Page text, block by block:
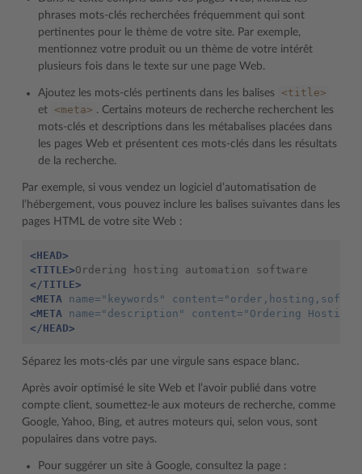
phrases mots-clés recherchées fréquemment qui sont
pertinentes pour le thème de votre site. Par exemple,
mentionnez votre produit ou un thème de votre intérêt
plusieurs fois dans le texte sur une page Web.
Ajoutez les mots-clés pertinents dans les balises <title>
et <meta> . Certains moteurs de recherche recherchent les
mots-clés et descriptions dans les métabalises placées dans
les pages Web et présentent ces mots-clés dans les résultats
de la recherche.
Par exemple, si vous vendez un logiciel d’automatisation de
l’hébergement, vous pouvez inclure les balises suivantes dans les
pages HTML de votre site Web :
<HEAD>
<TITLE>Ordering hosting automation
</TITLE>
<META name= "keywords" content=
<META name= "description" content= "Ordering Hosting
</HEAD>
Séparez les mots-clés par une virgule sans espace blanc.
Après avoir optimisé le site Web et l’avoir publié dans votre
compte client, soumettez-le aux moteurs de recherche, comme
Google, Yahoo, Bing, et autres moteurs qui, selon vous, sont
populaires dans votre pays.
Pour suggérer un site à Google, consultez la page :